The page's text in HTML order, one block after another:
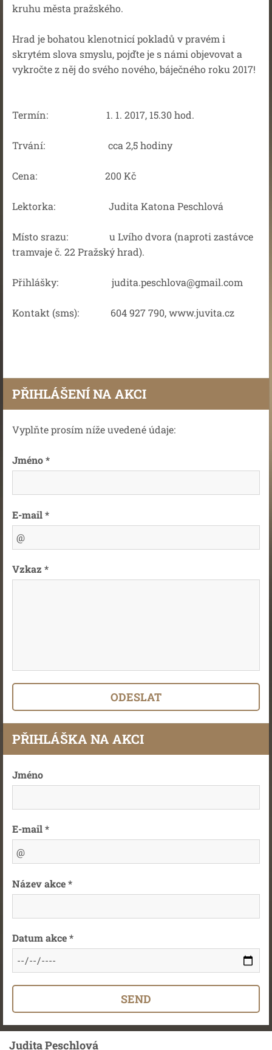
kruhu města pražského.
Hrad je bohatou klenotnicí pokladů v pravém i
skrytém slova smyslu, pojďte je s námi objevovat a
vykročte z něj do svého nového, báječného roku 2017!
Termín: 1. 1. 2017, 15.30 hod.
Trvání: cca 2,5 hodiny
Cena: 200 Kč
Lektorka: Judita Katona Peschlová
Místo srazu: u Lvího dvora (naproti zastávce
tramvaje č. 22 Pražský hrad).
Přihlášky: judita.peschlova@gmail.com
Kontakt (sms): 604 927 790, www.juvita.cz
PŘIHLÁŠENÍ NA AKCI
Vyplňte prosím níže uvedené údaje:
Jméno *
E-mail *
Vzkaz *
PŘIHLÁŠKA NA AKCI
Jméno
E-mail *
Název akce *
Datum akce *
Judita Peschlová